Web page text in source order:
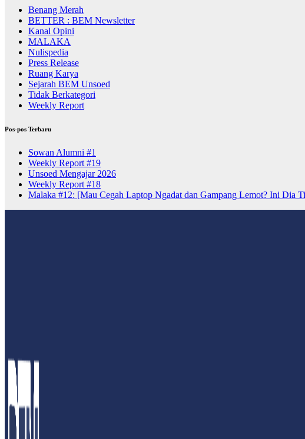
Benang Merah
BETTER : BEM Newsletter
Kanal Opini
MALAKA
Nulispedia
Press Release
Ruang Karya
Sejarah BEM Unsoed
Tidak Berkategori
Weekly Report
Pos-pos Terbaru
Sowan Alumni #1
Weekly Report #19
Unsoed Mengajar 2026
Weekly Report #18
Malaka #12: [Mau Cegah Laptop Ngadat dan Gampang Lemot? Ini Dia